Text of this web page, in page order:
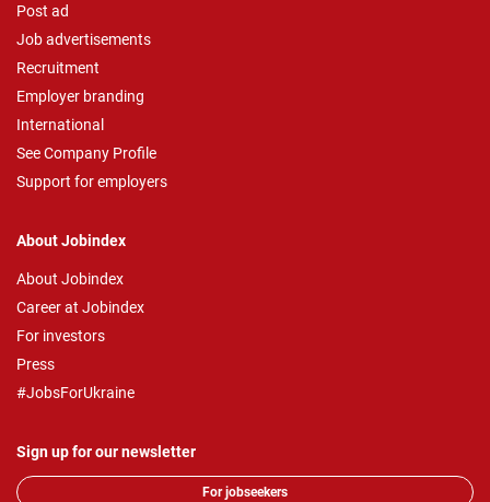
Post ad
Job advertisements
Recruitment
Employer branding
International
See Company Profile
Support for employers
About Jobindex
About Jobindex
Career at Jobindex
For investors
Press
#JobsForUkraine
Sign up for our newsletter
For jobseekers